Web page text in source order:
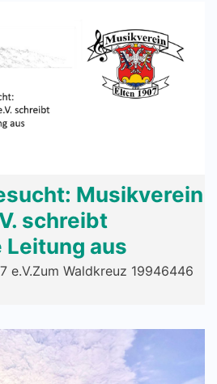
Musikverein
schreibt
aus
e.V.Zum Waldkreuz 19946446